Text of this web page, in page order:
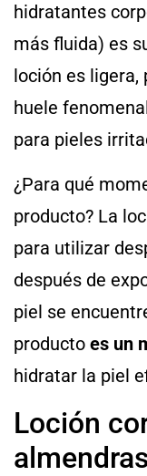
hidratantes
más fluida) es
loción es ligera,
huele
para pieles
¿Para qué
producto? La
para utilizar
después de
piel se
producto es un
hidratar la piel
Loción